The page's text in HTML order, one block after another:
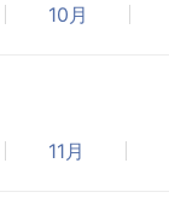
10月
11月